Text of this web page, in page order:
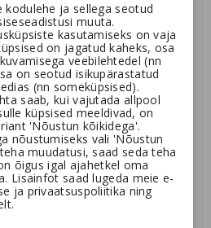
Rebasesabaga dummy
18,24 €
kodulehe ja sellega seotud
muuta.
kasutamiseks on vaja
on jagatud kaheks, osa
veebilehtedel (nn
on seotud isikupärastatud
(nn someküpsised).
saab, kui vajutada allpool
küpsised meeldivad, on
'Nõustun kõikidega'.
nõustumiseks vali 'Nõustun
muudatusi, saad seda teha
õigus igal ajahetkel oma
Lisainfot saad lugeda meie e-
ja privaatsuspoliitika ning